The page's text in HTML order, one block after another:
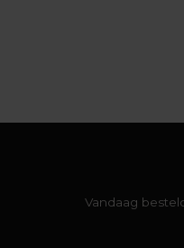
Vandaag